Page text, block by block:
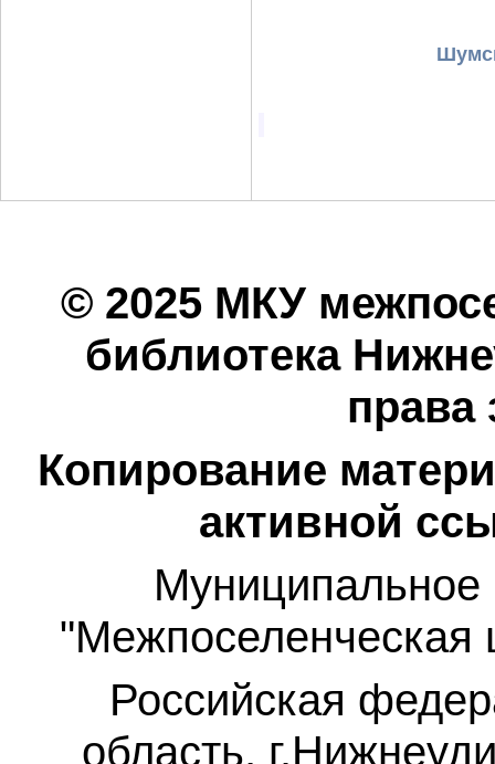
© 2025 МКУ
библиотека
Копирование
активной
Муниципальное
"Межпоселенческая
Российская
область,